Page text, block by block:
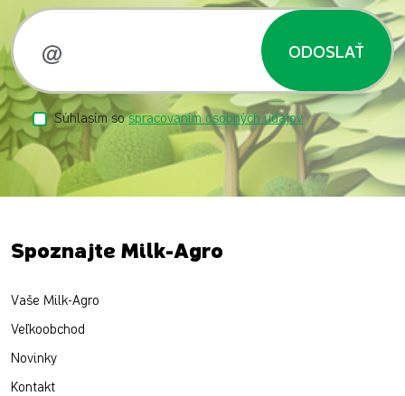
ODOSLAŤ
Súhlasím sospracovaním osobných údajov
Spoznajte Milk-Agro
Vaše Milk-Agro
Veľkoobchod
Novinky
Kontakt